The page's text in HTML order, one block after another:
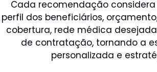
Cada recomendação
perfil dos beneficiários,
cobertura, rede médica
de contratação, tornando a
personalizada e